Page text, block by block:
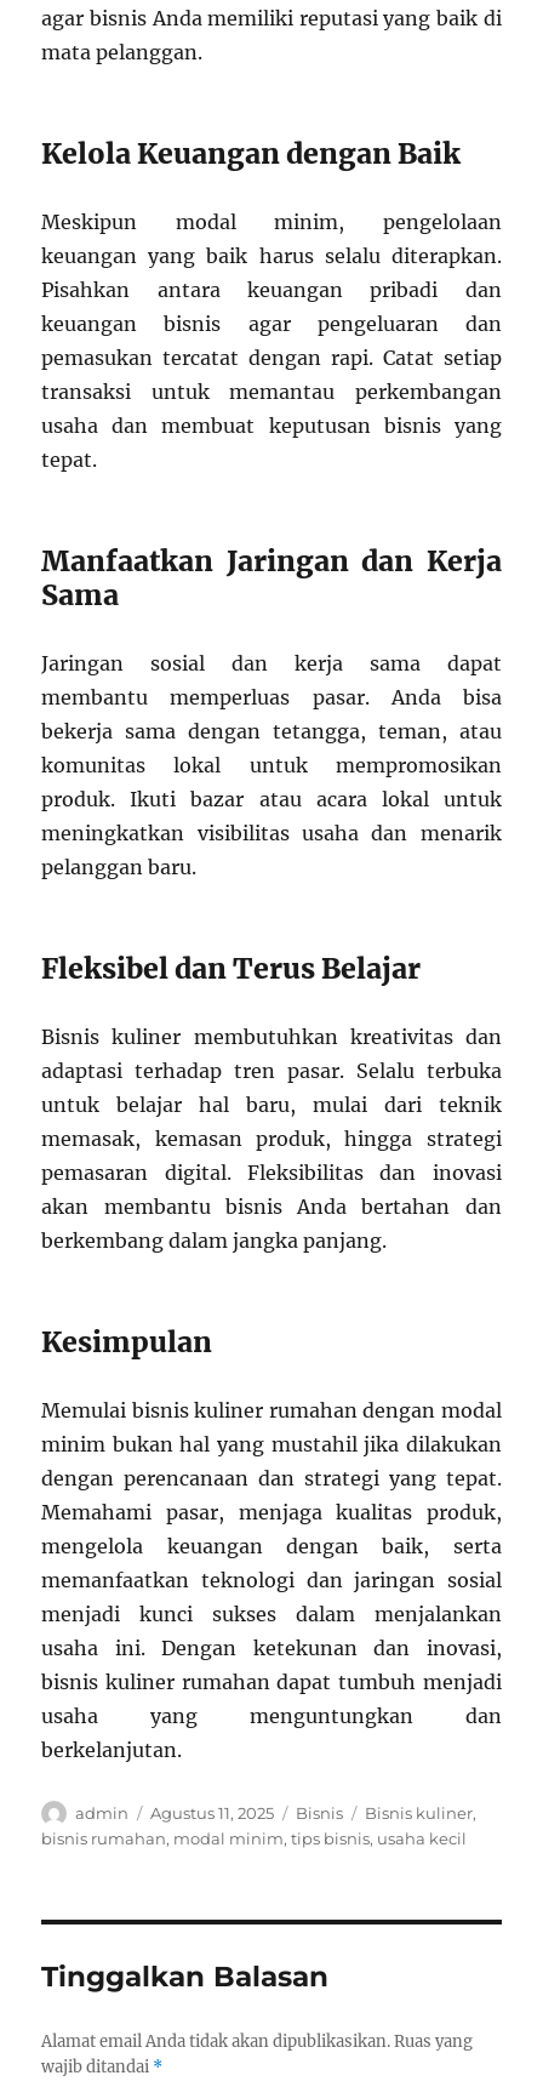
agar bisnis Anda memiliki reputasi yang baik di
mata pelanggan.
Kelola Keuangan dengan Baik
Meskipun modal minim, pengelolaan
keuangan yang baik harus selalu diterapkan.
Pisahkan antara keuangan pribadi dan
keuangan bisnis agar pengeluaran dan
pemasukan tercatat dengan rapi. Catat setiap
transaksi untuk memantau perkembangan
usaha dan membuat keputusan bisnis yang
tepat.
Manfaatkan Jaringan dan Kerja
Sama
Jaringan sosial dan kerja sama dapat
membantu memperluas pasar. Anda bisa
bekerja sama dengan tetangga, teman, atau
komunitas lokal untuk mempromosikan
produk. Ikuti bazar atau acara lokal untuk
meningkatkan visibilitas usaha dan menarik
pelanggan baru.
Fleksibel dan Terus Belajar
Bisnis kuliner membutuhkan kreativitas dan
adaptasi terhadap tren pasar. Selalu terbuka
untuk belajar hal baru, mulai dari teknik
memasak, kemasan produk, hingga strategi
pemasaran digital. Fleksibilitas dan inovasi
akan membantu bisnis Anda bertahan dan
berkembang dalam jangka panjang.
Kesimpulan
Memulai bisnis kuliner rumahan dengan modal
minim bukan hal yang mustahil jika dilakukan
dengan perencanaan dan strategi yang tepat.
Memahami pasar, menjaga kualitas produk,
mengelola keuangan dengan baik, serta
memanfaatkan teknologi dan jaringan sosial
menjadi kunci sukses dalam menjalankan
usaha ini. Dengan ketekunan dan inovasi,
bisnis kuliner rumahan dapat tumbuh menjadi
usaha yang menguntungkan dan
berkelanjutan.
Author
admin
Posted
on
Agustus 11, 2025 Categories
Bisnis Tags
Bisnis kuliner,
bisnis rumahan, modal minim,tips bisnis, usaha kecil
Tinggalkan Balasan
Alamat email Anda tidak akan dipublikasikan. Ruas yang
wajib ditandai *